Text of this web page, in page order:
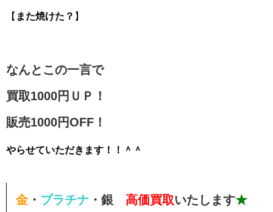
【 また焼けた？ 】
なんとこの一言で
買取1000円ＵＰ！
販売1000円OFF！
やらせていただきます！！＾＾
金・ プラチナ ・ 銀 高価買取いたします★